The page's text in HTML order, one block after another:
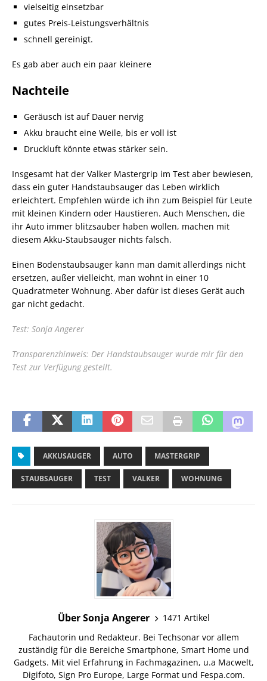
vielseitig einsetzbar
gutes Preis-Leistungsverhältnis
schnell gereinigt.
Es gab aber auch ein paar kleinere
Nachteile
Geräusch ist auf Dauer nervig
Akku braucht eine Weile, bis er voll ist
Druckluft könnte etwas stärker sein.
Insgesamt hat der Valker Mastergrip im Test aber bewiesen,
dass ein guter Handstaubsauger das Leben wirklich
erleichtert. Empfehlen würde ich ihn zum Beispiel für Leute
mit kleinen Kindern oder Haustieren. Auch Menschen, die
ihr Auto immer blitzsauber haben wollen, machen mit
diesem Akku-Staubsauger nichts falsch.
Einen Bodenstaubsauger kann man damit allerdings nicht
ersetzen, außer vielleicht, man wohnt in einer 10
Quadratmeter Wohnung. Aber dafür ist dieses Gerät auch
gar nicht gedacht.
Test: Sonja Angerer
Transparenzhinweis: Der Handstaubsauger wurde mir für den
Test zur Verfügung gestellt.
AKKUSAUGER AUTO MASTERGRIP
STAUBSAUGER TEST VALKER WOHNUNG
Über Sonja Angerer
1471 Artikel
Fachautorin und Redakteur. Bei Techsonar vor allem
zuständig für die Bereiche Smartphone, Smart Home und
Gadgets. Mit viel Erfahrung in Fachmagazinen, u.a Macwelt,
Digifoto, Sign Pro Europe, Large Format und Fespa.com.